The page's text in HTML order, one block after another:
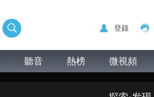
登錄
聽音 熱榜 微視頻